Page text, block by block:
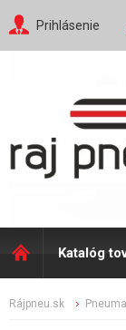
Prihlásenie
Katalóg
rájpneu.sk